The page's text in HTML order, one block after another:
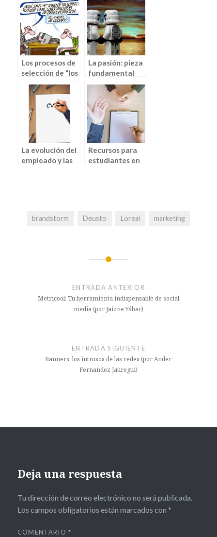
Los procesos de
selección de “los
demás” y «los
tuyos» parte I
(por Iván Rosa
Rodero)
La pasión: pieza
fundamental
(por Iván Rosa
Rodero)
La evolución del
empleado y las
Recursos para
estudiantes en
brandstorm Deusto Loreal marketing
ENTRADA ANTERIOR
Metricool: Tu herramienta indispensable de social
media (por Jaione Yábar)
ENTRADA SIGUIENTE
Banners: los intrusos de las redes (por Ander
Fernandez Jauregui)
Deja una respuesta
Tu dirección de correo electrónico no será publicada.
Los campos obligatorios están marcados con *
COMENTARIO*